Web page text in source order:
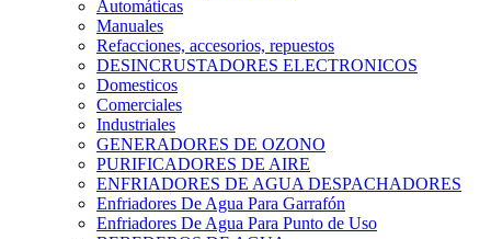
Automáticas
Manuales
Refacciones, accesorios, repuestos
DESINCRUSTADORES ELECTRONICOS
Domesticos
Comerciales
Industriales
GENERADORES DE OZONO
PURIFICADORES DE AIRE
ENFRIADORES DE AGUA DESPACHADORES
Enfriadores De Agua Para Garrafón
Enfriadores De Agua Para Punto de Uso